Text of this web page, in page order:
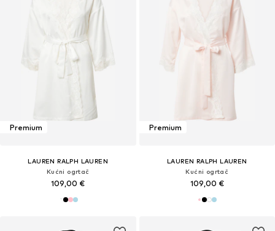
Premium
LAUREN RALPH LAUREN
Kućni ogrtač
109,00 €
Premium
LAUREN RALPH LAUREN
Kućni ogrtač
109,00 €